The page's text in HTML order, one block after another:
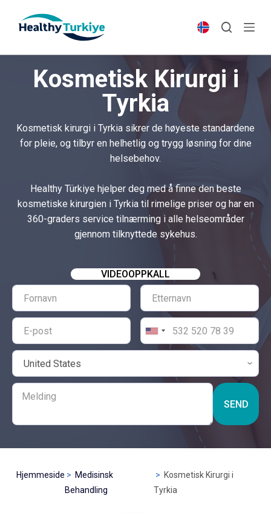
p
Kosmetisk Kirurgi i
Tyrkia
Kosmetisk kirurgi i Tyrkia sikrer de høyeste standardene
for pleie, og tilbyr en helhetlig og trygg løsning for dine
helsebehov.
Healthy Türkiye hjelper deg med å finne den beste
kosmetiske kirurgien i Tyrkia til rimelige priser og har en
360-graders service tilnærming i alle helseområder
gjennom tilknyttede sykehus.
VIDEOOPPKALL
SEND
Hjemmeside
Medisinsk
Behandling
Kosmetisk Kirurgi i
Tyrkia